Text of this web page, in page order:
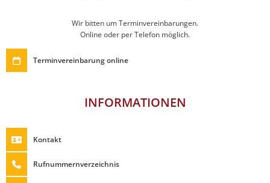
Wir bitten um Terminvereinbarungen.
Online oder per Telefon möglich.
Terminvereinbarung online
INFORMATIONEN
Kontakt
Rufnummernverzeichnis